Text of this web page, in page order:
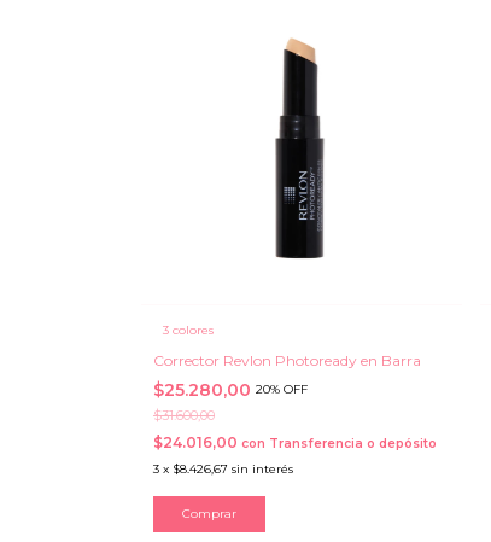
3 colores
Corrector Revlon Photoready en Barra
$25.280,00 20% OFF
$31.600,00
$24.016,00 con Transferencia o depósito
3 x $8.426,67 sin interés
Comprar